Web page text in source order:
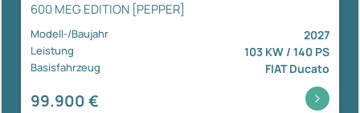
600 MEG EDITION [PEPPER]
Modell-/Baujahr 2027
Leistung 103 KW / 140 PS
Basisfahrzeug FIAT Ducato
99.900 €